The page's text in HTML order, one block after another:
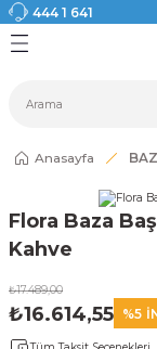
444 1 641
Anasayfa
Flora Baza
Kahve
₺17.489,00
₺16.614,55 %5